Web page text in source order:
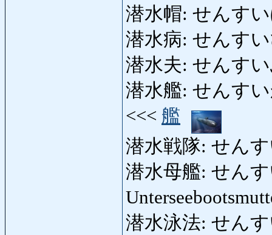
潜水帽: せんす
潜水病: せんす
潜水夫: せんす
潜水艦: せんすい
<<< 艦
潜水戦隊: せん
潜水母艦: せん
潜水泳法: せんす